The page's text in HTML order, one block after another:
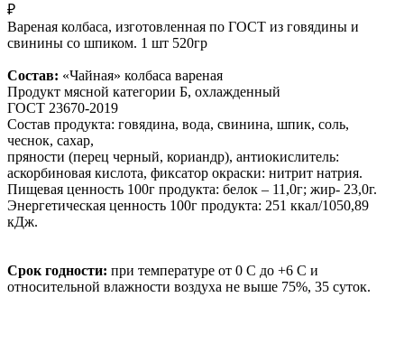
₽
Вареная колбаса, изготовленная по ГОСТ из говядины и
свинины со шпиком. 1 шт 520гр
Состав: «Чайная» колбаса вареная
Продукт мясной категории Б, охлажденный
ГОСТ 23670-2019
Состав продукта: говядина, вода, свинина, шпик, соль,
чеснок, сахар,
пряности (перец черный, кориандр), антиокислитель:
аскорбиновая кислота, фиксатор окраски: нитрит натрия.
Пищевая ценность 100г продукта: белок – 11,0г; жир- 23,0г.
Энергетическая ценность 100г продукта: 251 ккал/1050,89
кДж.
Срок годности: при температуре от 0 С до +6 С и
относительной влажности воздуха не выше 75%, 35 суток.